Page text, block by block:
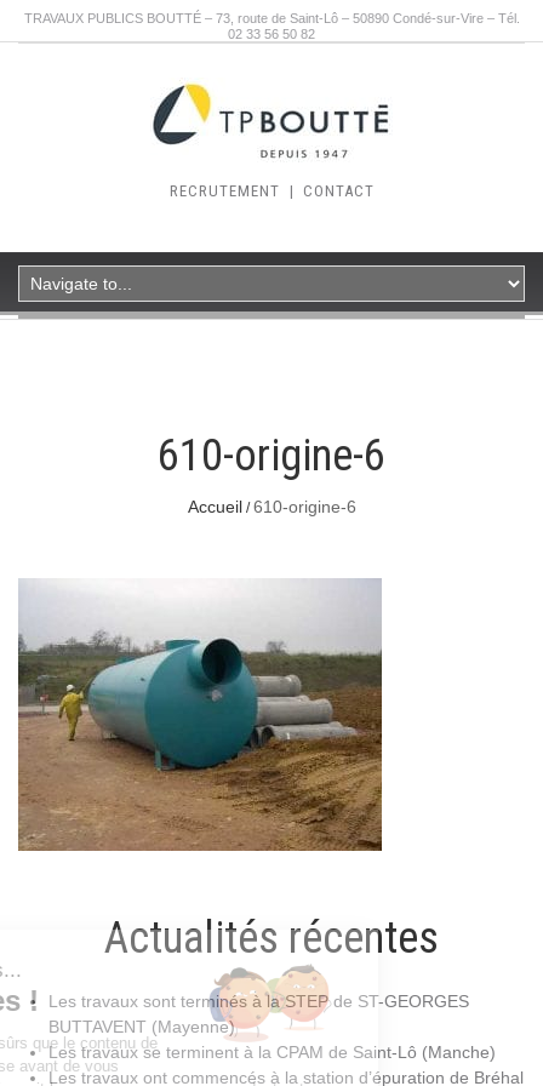
TRAVAUX PUBLICS BOUTTÉ – 73, route de Saint-Lô – 50890 Condé-sur-Vire – Tél.
02 33 56 50 82
RECRUTEMENT | CONTACT
610-origine-6
Accueil 610-origine-6
Actualités récentes
Les travaux sont terminés à la STEP de ST-GEORGES
BUTTAVENT (Mayenne)
Les travaux se terminent à la CPAM de Saint-Lô (Manche)
Les travaux ont commencés à la station d’épuration de Bréhal